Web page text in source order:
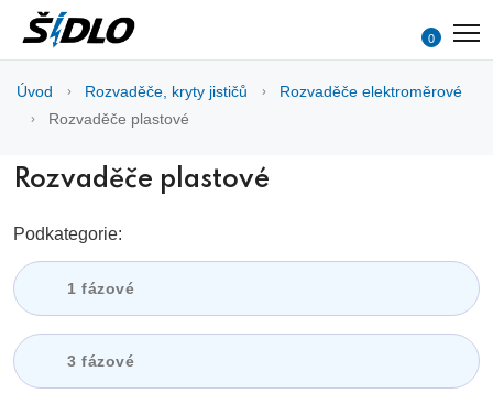
0
Úvod Rozvaděče, kryty jističů
Rozvaděče elektroměrové
Rozvaděče plastové
Rozvaděče plastové
Podkategorie:
1 fázové
3 fázové